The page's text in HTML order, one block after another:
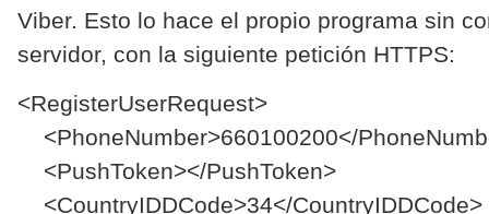
Viber. Esto lo hace el propio programa sin
servidor, con la siguiente petición HTTPS:
<RegisterUserRequest>
<PhoneNumber>660100200</
<PushToken></PushToken>
<CountryIDDCode>34</CountryIDDCode>